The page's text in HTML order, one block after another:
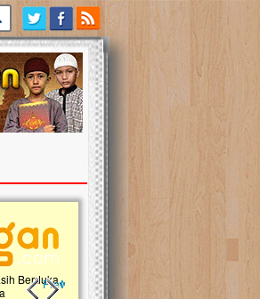
Previous slide
Next slide